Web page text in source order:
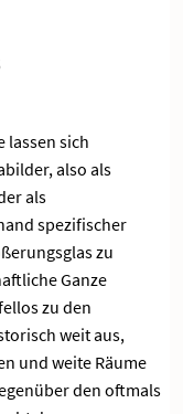
lassen sich
also als
als
spezifischer
zu
Ganze
zu den
weit aus,
und weite Räume
den oftmals